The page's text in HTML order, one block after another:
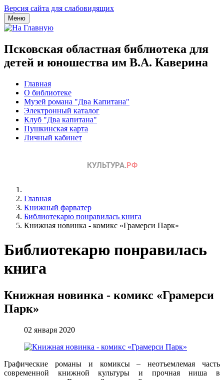
Версия сайта для слабовидящих
Меню
Псковская областная библиотека для
детей и юношества им В.А. Каверина
Главная
О библиотеке
Музей романа "Два Капитана"
Электронный каталог
Клуб "Два капитана"
Пушкинская карта
Личный кабинет
Главная
Книжный фарватер
Библиотекарю понравилась книга
Книжная новинка - комикс «Грамерси Парк»
Библиотекарю понравилась
книга
Книжная новинка - комикс «Грамерси
Парк»
02 января 2020
Графические романы и комиксы – неотъемлемая часть
современной книжной культуры и прочная ниша в